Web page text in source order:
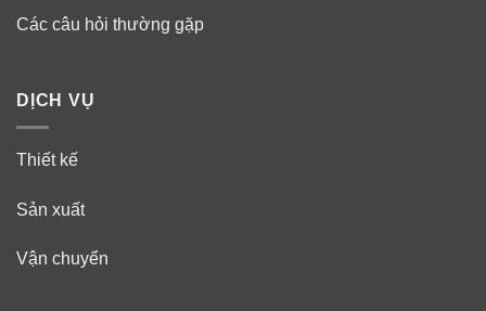
Các câu hỏi thường gặp
DỊCH VỤ
Thiết kế
Sản xuất
Vận chuyển